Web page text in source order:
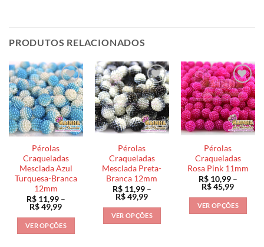
PRODUTOS RELACIONADOS
Pérolas
Craqueladas
Mesclada Azul
Turquesa-Branca
12mm
R$11,99 –
R$49,99Faixa
preço:
R$ 11,99
através
VER OPÇÕES
Pérolas
Craqueladas
Mesclada Preta-
Branca 12mm
R$11,99 –
R$49,99Faixa
preço:
R$ 11,99
através
VER OPÇÕES
Pérolas
Craqueladas
Rosa Pink 11mm
R$10,99 –
R$45,99Faixa
preço:
R$
através
VER OPÇÕES